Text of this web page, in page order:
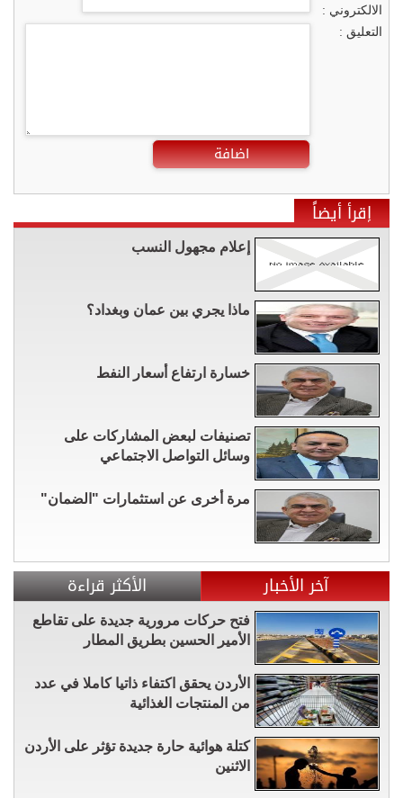
الالكتروني :
التعليق :
اضافة
إقرأ أيضاً
إعلام مجهول النسب
ماذا يجري بين عمان وبغداد؟
خسارة ارتفاع أسعار النفط
تصنيفات لبعض المشاركات على
وسائل التواصل الاجتماعي
مرة أخرى عن استثمارات "الضمان"
آخر الأخبار الأكثر قراءة
فتح حركات مرورية جديدة على تقاطع
الأمير الحسين بطريق المطار
الأردن يحقق اكتفاء ذاتيا كاملا في عدد
من المنتجات الغذائية
كتلة هوائية حارة جديدة تؤثر على الأردن
الاثنين